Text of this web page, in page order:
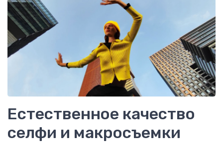
Естественное качество
селфи и макросъемки